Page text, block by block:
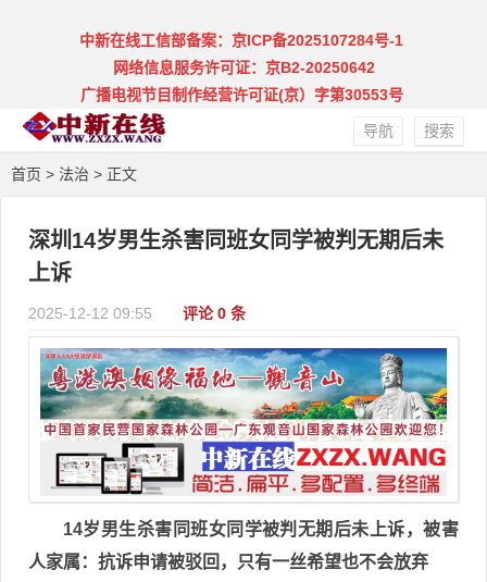
中新在线工信部备案：京ICP备2025107284号-1
网络信息服务许可证：京B2-20250642
广播电视节目制作经营许可证(京）字第30553号
搜索
导航
首页 > 法治 > 正文
深圳14岁男生杀害同班女同学被判无期后未
上诉
2025-12-12 09:55 评论 0 条
14岁男生杀害同班女同学被判无期后未上诉，被害
人家属：抗诉申请被驳回，只有一丝希望也不会放弃